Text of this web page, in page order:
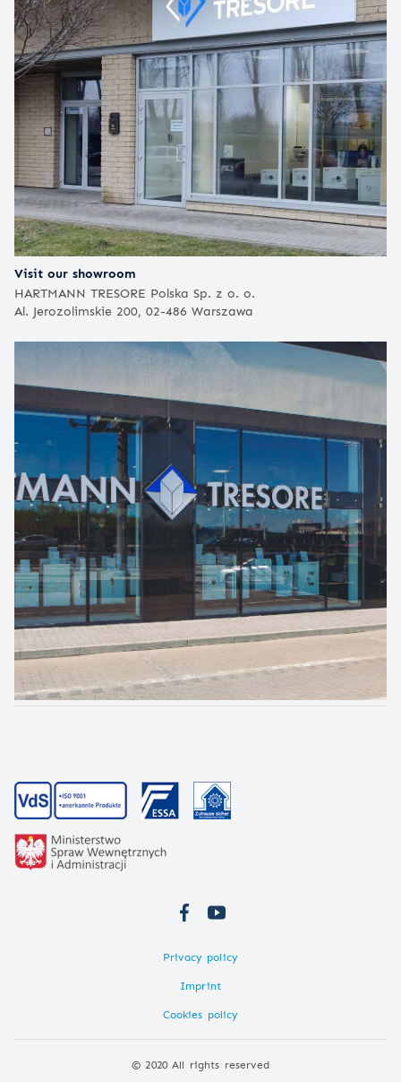
Visit our showroom
HARTMANN TRESORE Polska Sp. z o. o.
Al. Jerozolimskie 200, 02-486 Warszawa
Privacy policy
Imprint
Cookies policy
© 2020 All rights reserved